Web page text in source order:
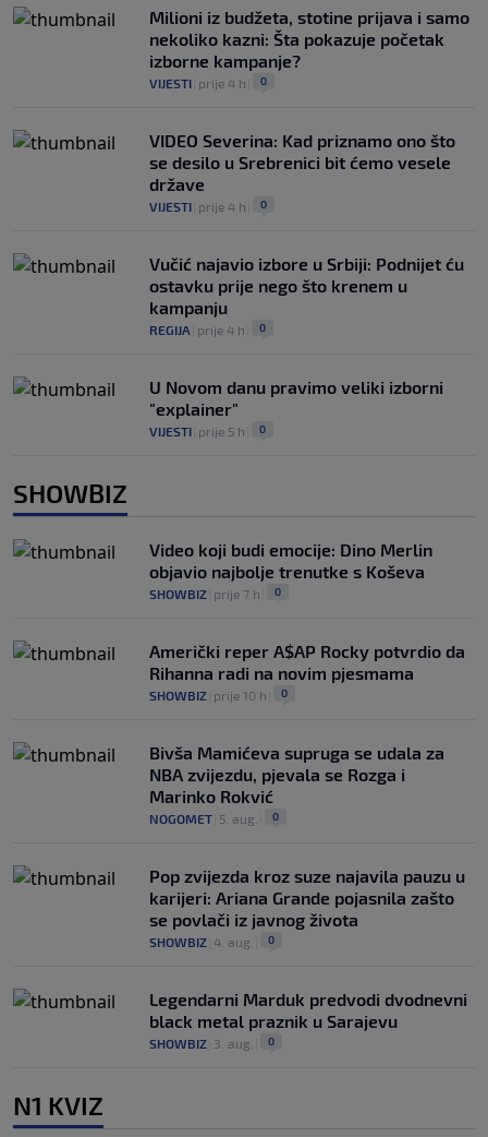
Milioni iz budžeta, stotine prijava i samo
nekoliko kazni: Šta pokazuje početak
izborne kampanje?
VIJESTI prije 4 h 0
VIDEO Severina: Kad priznamo ono što
se desilo u Srebrenici bit ćemo vesele
države
VIJESTI prije 4 h 0
Vučić najavio izbore u Srbiji: Podnijet ću
ostavku prije nego što krenem u
kampanju
REGIJA prije 4 h 0
U Novom danu pravimo veliki izborni
"explainer"
VIJESTI prije 5 h 0
SHOWBIZ
Video koji budi emocije: Dino Merlin
objavio najbolje trenutke s Koševa
SHOWBIZ prije 7 h 0
Američki reper A$AP Rocky potvrdio da
Rihanna radi na novim pjesmama
SHOWBIZ prije 10 h 0
Bivša Mamićeva supruga se udala za
NBA zvijezdu, pjevala se Rozga i
Marinko Rokvić
NOGOMET 5. aug. 0
Pop zvijezda kroz suze najavila pauzu u
karijeri: Ariana Grande pojasnila zašto
se povlači iz javnog života
SHOWBIZ 4. aug. 0
Legendarni Marduk predvodi dvodnevni
black metal praznik u Sarajevu
SHOWBIZ 3. aug. 0
N1 KVIZ